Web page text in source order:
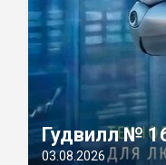
Гудвилл №
03.08.2026